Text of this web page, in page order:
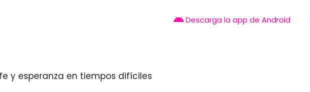
Descarga la app de Android
y esperanza en tiempos difíciles